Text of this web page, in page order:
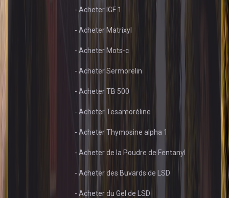
- Acheter IGF 1
- Acheter Matrixyl
- Acheter Mots-c
- Acheter Sermorelin
- Acheter TB 500
- Acheter Tesamoréline
- Acheter Thymosine alpha 1
- Acheter de la Poudre de Fentanyl
- Acheter des Buvards de LSD
- Acheter du Gel de LSD